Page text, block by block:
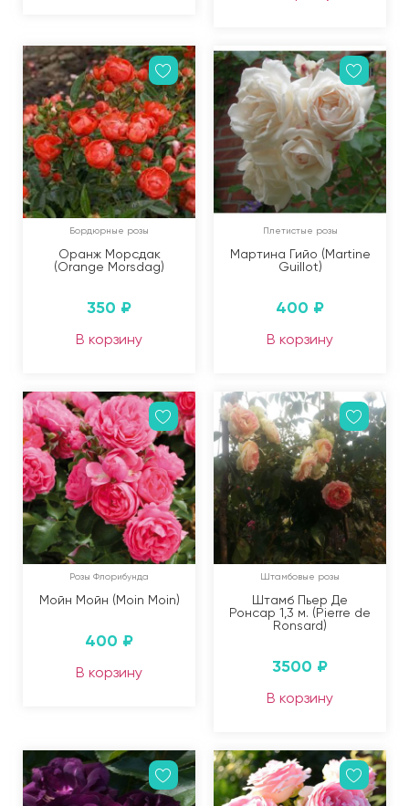
Бордюрные розы
Оранж Морсдак
(Orange Morsdag)
350 ₽
В корзину
Плетистые розы
Мартина Гийо (Martine
Guillot)
400 ₽
В корзину
Розы Флорибунда
Мойн Мойн (Moin Moin)
400 ₽
В корзину
Штамбовые розы
Штамб Пьер Де
Ронсар 1,3 м. (Pierre de
Ronsard)
3500 ₽
В корзину